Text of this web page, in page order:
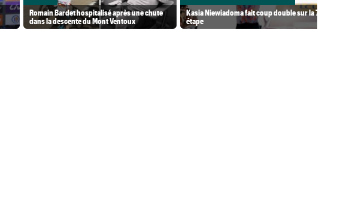
Romain Bardet hospitalisé après une chute
dans la descente du Mont Ventoux
Kasia Niewiadoma fait coup double sur la 7e
étape